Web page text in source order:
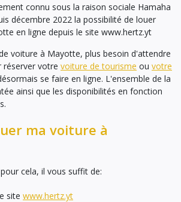
connu sous la raison sociale Hamaha
décembre 2022 la possibilité de louer
en ligne depuis le site www.hertz.yt
voiture à Mayotte, plus besoin d'attendre
réserver votre voiture de tourisme ou votre
se faire en ligne. L'ensemble de la
ainsi que les disponibilités en fonction
ma voiture à
cela, il vous suffit de:
site www.hertz.yt